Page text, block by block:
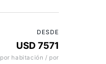
DESDE
USD 7571
por habitación / por